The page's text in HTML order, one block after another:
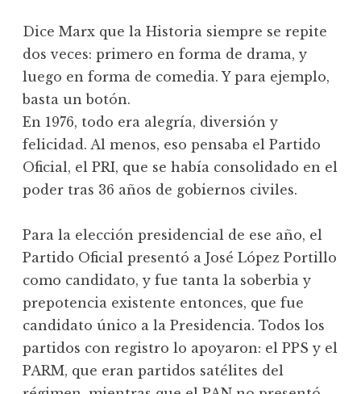
Dice Marx que la Historia siempre se repite
dos veces: primero en forma de drama, y
luego en forma de comedia. Y para ejemplo,
basta un botón.
En 1976, todo era alegría, diversión y
felicidad. Al menos, eso pensaba el Partido
Oficial, el PRI, que se había consolidado en el
poder tras 36 años de gobiernos civiles.
Para la elección presidencial de ese año, el
Partido Oficial presentó a José López Portillo
como candidato, y fue tanta la soberbia y
prepotencia existente entonces, que fue
candidato único a la Presidencia. Todos los
partidos con registro lo apoyaron: el PPS y el
PARM, que eran partidos satélites del